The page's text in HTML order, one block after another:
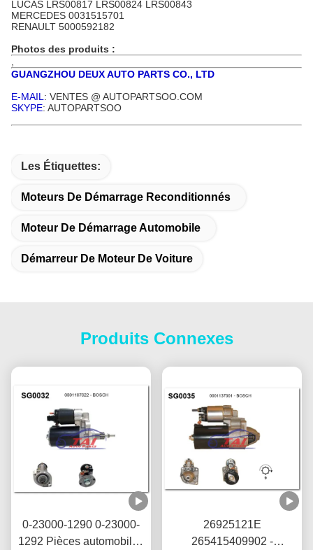
LUCAS LRS00817 LRS00824 LRS00843
MERCEDES 0031515701
RENAULT 5000592182
Photos des produits :
GUANGZHOU DEUX AUTO PARTS CO., LTD
E-MAIL : VENTES @ AUTOPARTSOO.COM
SKYPE: AUTOPARTSOO
Les Étiquettes:
Moteurs De Démarrage Reconditionnés
Moteur De Démarrage Automobile
Démarreur De Moteur De Voiture
Produits Connexes
0-23000-1290 0-23000-
1292 Pièces automobiles
26925121E
265415409902 -